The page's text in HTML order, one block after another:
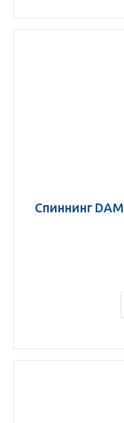
Спиннинг